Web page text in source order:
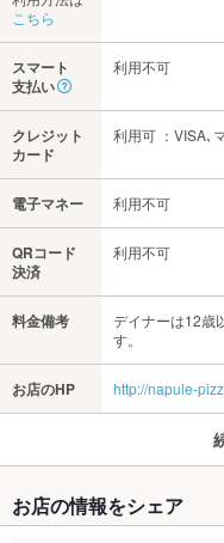
こちら
スマート
支払い
利用不可
クレジット
カード
利用可 ：VISA､
電子マネー 利用不可
QRコード
決済
利用不可
料金備考
デイナーは12歳
す。
お店のHP http://napule-
禁煙・喫煙 全席禁煙
お店の情報をシェア